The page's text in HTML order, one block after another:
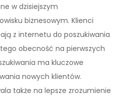
w dzisiejszym
biznesowym. Klienci
z internetu do poszukiwania
obecność na pierwszych
ma kluczowe
nowych klientów.
także na lepsze zrozumienie